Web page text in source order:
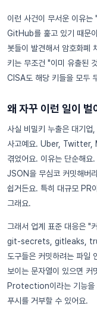
이런 사건이 무서운 이유
GitHub를 훑고 있기 때문
봇들이 발견해서 암호화폐
키는 무조건 "이미 유출된
CISA도 해당 키들을 모두
왜 자꾸 이런 일이 벌
사실 비밀키 누출은 대기
사고예요. Uber, Twitter,
겪었어요. 이유는 단순해
JSON을 무심코 커밋해버
쉽거든요. 특히 대규모 PR
그래요.
그래서 업계 표준 대응은 "
git-secrets, gitleaks,
도구들은 커밋하려는 파일
보이는 문자열이 있으면
Protection이라는 기능을
푸시를 거부할 수 있어요.